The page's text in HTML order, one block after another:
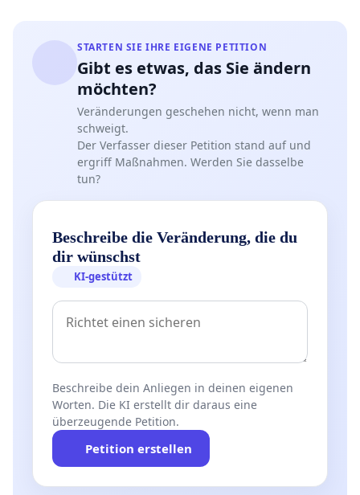
STARTEN SIE IHRE EIGENE PETITION
Gibt es etwas, das Sie ändern
möchten?
Veränderungen geschehen nicht, wenn man
schweigt.
Der Verfasser dieser Petition stand auf und
ergriff Maßnahmen. Werden Sie dasselbe
tun?
Beschreibe die Veränderung, die du
dir wünschst
KI-gestützt
Beschreibe dein Anliegen in deinen eigenen
Worten. Die KI erstellt dir daraus eine
überzeugende Petition.
Petition erstellen